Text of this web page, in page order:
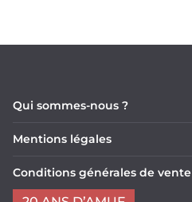
Qui sommes-nous ?
Mentions légales
Conditions générales de vente